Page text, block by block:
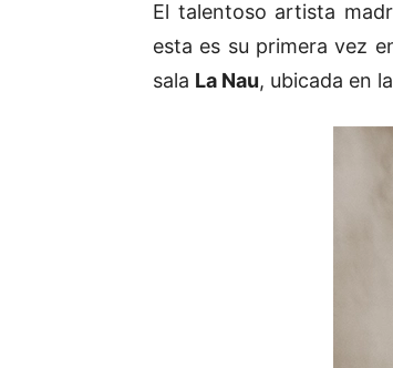
El talentoso artista
esta es su primera vez
sala La Nau, ubicada en la